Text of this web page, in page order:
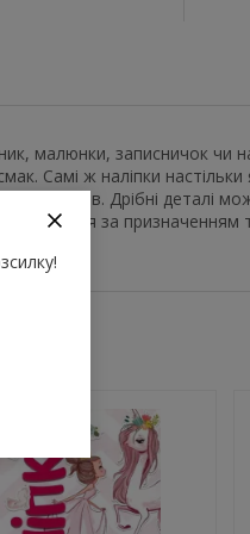
малюнки, записничок чи
Самі ж наліпки настільки
3-х років. Дрібні деталі
за